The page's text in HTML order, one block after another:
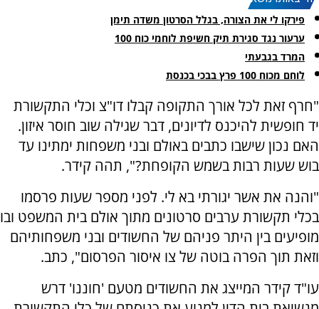
פירקו לי את הצורה, בגלל הסרטון משדה תימן
ערעור נגד סגירת תיק חשיפת לוחמי כוח 100
המרד בגבעתי
לוחם מכוח 100 פרץ בבכי בכנסת
"חרף זאת לכל אורך התקופה קבלו דו"צ וכלי התקשורת
יד חופשית להיכנס לדיונים, דבר שגילה שוב חוסר איזון.
האם נכון שישבו כתבים באולם ובני משפחות ימתינו עד
בוש שעות רבות בשמש הקופחת?", תהה קידר.
"והנה את אשר יגורתי בא לי. לפני מספר שעות פרסמו
בכלי תקשורת ערבים סרטונים מתוך אולם בית המשפט ובו
מופיעים בין היתר פניהם של החשודים ובני משפחותיהם
וזאת תוך הפרה בוטה של צו איסור הפרסום", כתב.
עו"ד קידר המייצג את החשודים מטעם 'חוננו' דרש